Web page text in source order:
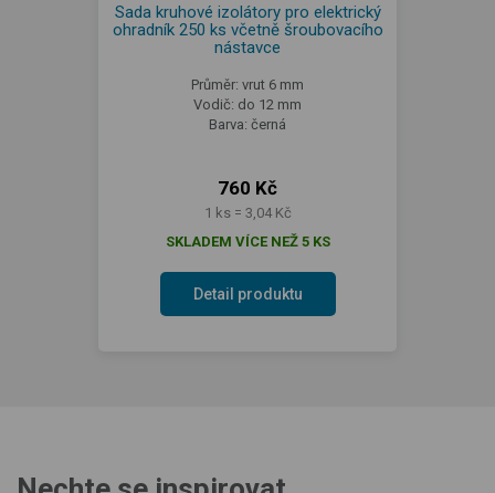
Sada kruhové izolátory pro elektrický
ohradník 250 ks včetně šroubovacího
nástavce
Průměr: vrut 6 mm
Vodič: do 12 mm
Barva: černá
760 Kč
1 ks = 3,04 Kč
SKLADEM VÍCE NEŽ 5 KS
Detail produktu